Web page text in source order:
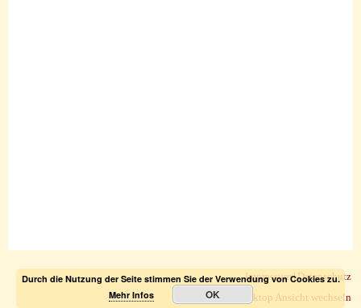
Impressum|Datenschutz
zur Desktop Ansicht wechseln
Durch die Nutzung der Seite stimmen Sie der Verwendung von Cookies zu.
Mehr Infos
OK